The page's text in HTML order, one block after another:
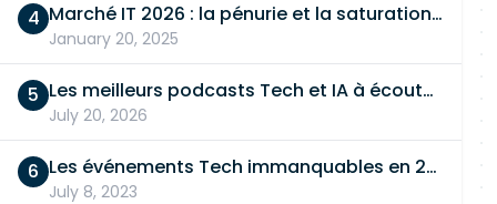
Marché IT 2026 : la pénurie et la saturation, en même temps
January 20, 2025
Les meilleurs podcasts Tech et IA à écouter en 2026
July 20, 2026
Les événements Tech immanquables en 2026
July 8, 2023